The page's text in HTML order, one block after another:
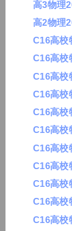
高3物理
高2物理
C16高
C16高
C16高
C16高
C16高
C16高
C16高
C16高
C16高
C16高
C16高